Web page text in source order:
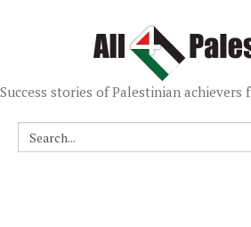
Success stories of Palestinian